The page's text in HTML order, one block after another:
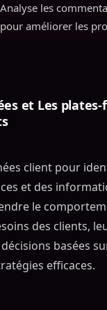
Analyse les
pour améliorer les
et Les plates-
client pour
et des
le
des clients,
basées
efficaces.